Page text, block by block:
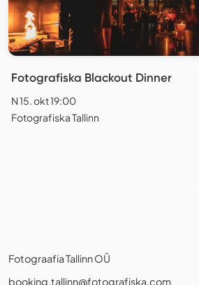
Fotografiska Blackout Dinner
N 15. okt 19:00
Fotografiska Tallinn
Fotograafia Tallinn OÜ
booking.tallinn@fotografiska.com